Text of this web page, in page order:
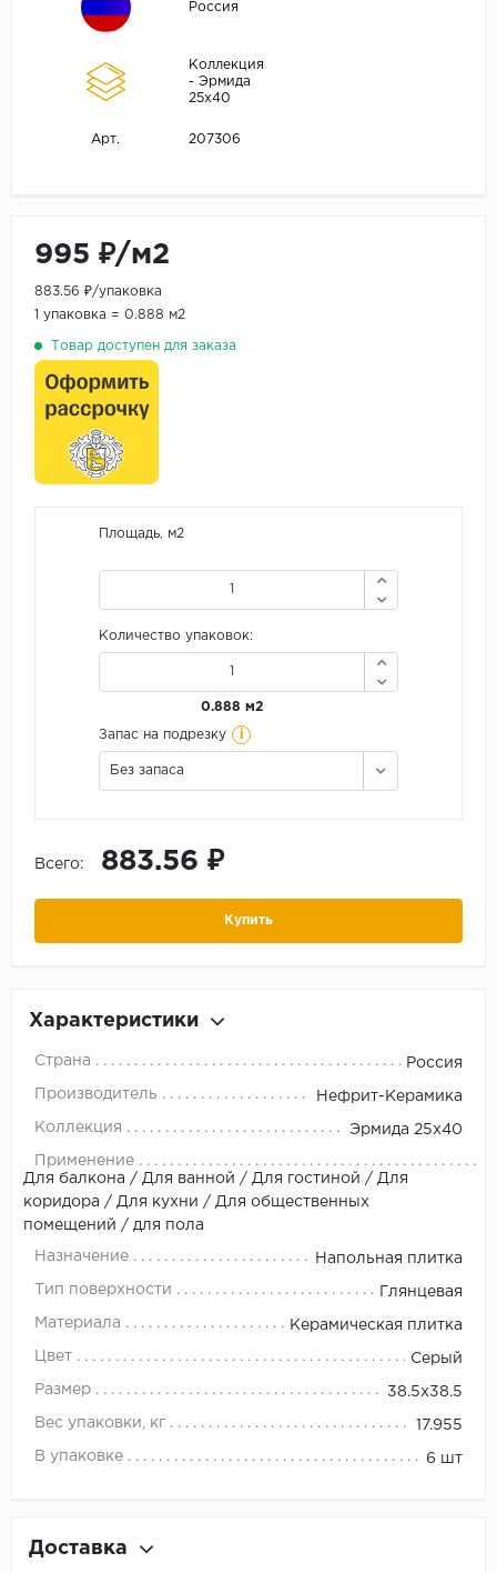
Россия
Коллекция
- Эрмида
25х40
Арт. 207306
995 ₽/м2
883.56 ₽/упаковка
1 упаковка = 0.888 м2
Товар доступен для заказа
Площадь, м2
Количество упаковок:
0.888 м2
Запас на подрезку i
Без запаса
Всего: 883.56 ₽
Купить
Характеристики
Страна Россия
Производитель Нефрит-Керамика
Коллекция Эрмида 25х40
Применение
Для балкона / Для ванной / Для гостиной / Для
коридора / Для кухни / Для общественных
помещений / для пола
Назначение Напольная плитка
Тип поверхности Глянцевая
Материала Керамическая плитка
Цвет Серый
Размер 38.5x38.5
Вес упаковки, кг 17.955
В упаковке 6 шт
Доставка